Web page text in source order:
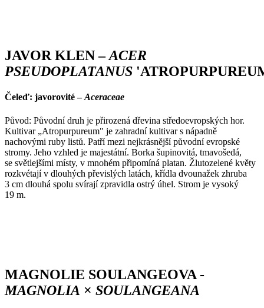
JAVOR KLEN –ACER
PSEUDOPLATANUS
Čeleď: javorovité –Aceraceae
Původ: Původní druh je přirozená dřevina středoevropských hor.
Kultivar „Atropurpureum" je zahradní kultivar s nápadně
nachovými ruby listů. Patří mezi nejkrásnější původní evropské
stromy. Jeho vzhled je majestátní. Borka šupinovitá, tmavošedá,
se světlejšími místy, v mnohém připomíná platan. Žlutozelené květy
rozkvétají v dlouhých převislých latách, křídla dvounažek zhruba
3 cm dlouhá spolu svírají zpravidla ostrý úhel. Strom je vysoký
19 m.
MAGNOLIE SOULANGEOVA -
MAGNOLIA × SOULANGEANA